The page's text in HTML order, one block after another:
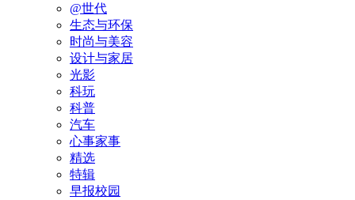
@世代
生态与环保
时尚与美容
设计与家居
光影
科玩
科普
汽车
心事家事
精选
特辑
早报校园